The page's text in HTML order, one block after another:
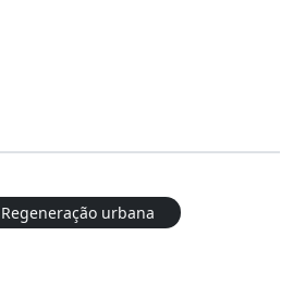
Regeneração urbana